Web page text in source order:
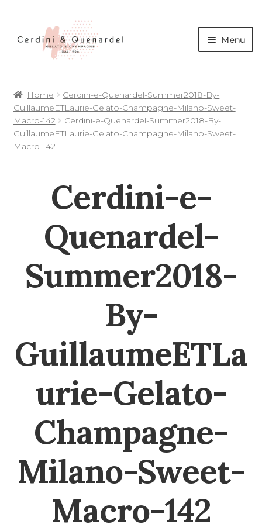
Menu
Home
Cerdini-e-Quenardel-Summer2018-By-
GuillaumeETLaurie-Gelato-Champagne-Milano-Sweet-
Macro-142
Cerdini-e-Quenardel-Summer2018-By-
GuillaumeETLaurie-Gelato-Champagne-Milano-Sweet-
Macro-142
Cerdini-e-
Quenardel-
Summer2018-
By-
GuillaumeETLa
urie-Gelato-
Champagne-
Milano-Sweet-
Macro-142